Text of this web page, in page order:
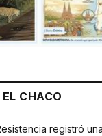
EL CHACO
registró